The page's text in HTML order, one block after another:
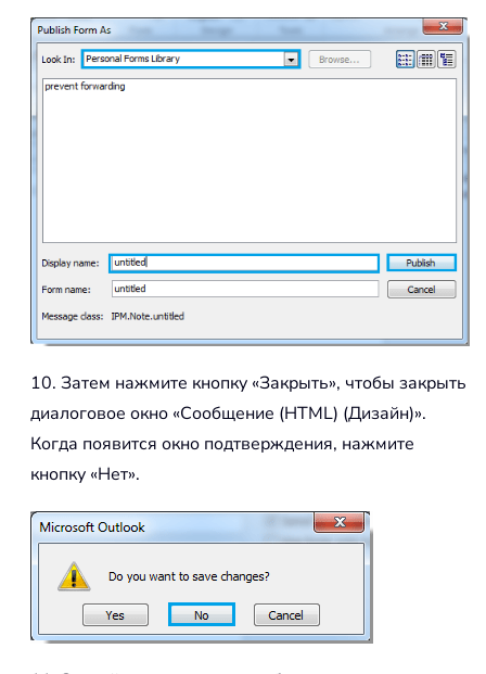
10. Затем нажмите кнопку «Закрыть», чтобы закрыть
диалоговое окно «Сообщение (HTML) (Дизайн)».
Когда появится окно подтверждения, нажмите
кнопку «Нет».